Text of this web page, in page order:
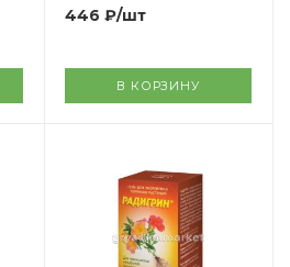
446 ₽/шт
В КОРЗИНУ